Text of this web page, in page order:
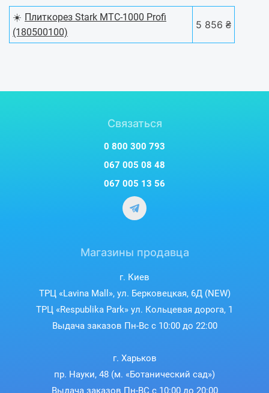
☀️ Плиткорез Stark MTC-1000 Profi
(180500100)
5 856 ₴
Связаться
0 800 300 793
067 005 08 48
067 005 13 56
Магазины продавца
г. Киев
ТРЦ «Lavina Mall», ул. Берковецкая, 6Д (NEW)
ТРЦ «Respublika Park» ул. Кольцевая дорога, 1
Выдача заказов Пн-Вс с 10:00 до 22:00
г. Харьков
пр. Науки, 48 (м. «Ботанический сад»)
Выдача заказов Пн-ВС с 10:00 до 20:00